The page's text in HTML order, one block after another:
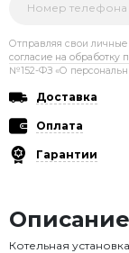
Отправляя свои
согласие на обработку
№152-ФЗ «О
Доставка
Оплата
Гарантии
Котельная